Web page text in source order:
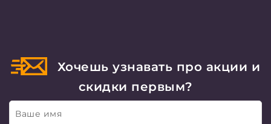
Хочешь узнавать про акции и
скидки первым?
Ваше имя